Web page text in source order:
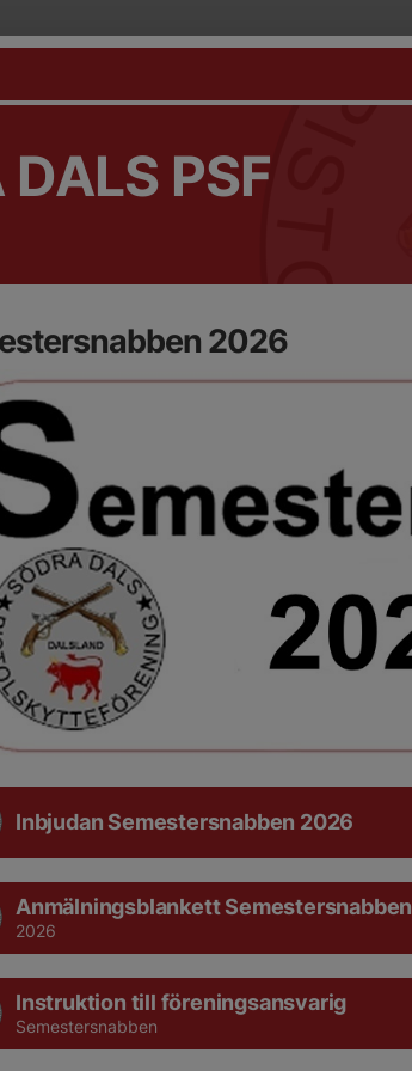
DALS PSF
2026
Inbjudan Semestersnabben 2026
Anmälningsblankett Semestersnabben
2026
Instruktion till föreningsansvarig
Semestersnabben